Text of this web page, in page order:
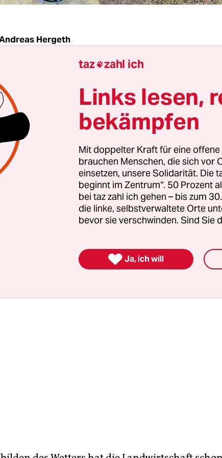
Hergeth
im eigenen Garten war nicht viel los:
diesmal so mager wie viele Jahre nicht.
müssen. Aber angesichts der Kosten
dennoch eine sehr bescheidene Ernte),
wuchs monatelang prächtig nach) und die
das teure Wasser aus der Leitung ab.
haben übrigens einen eigenen
Grundwasser. Weil das nichts kostet, wird
Rasenflächen blieben grün. Will heißen: Wer
taz zahl ich
Links lesen,
bekämpfen
Mit doppelter Kraft für eine
brauchen Menschen, die sich vor
einsetzen, unsere Solidarität. Die
beginnt im Zentrum“. 50 Prozent
bei taz zahl ich gehen – bis zum
die linke, selbstverwaltete Orte
bevor sie verschwinden. Sind Sie
 Ja, ich will